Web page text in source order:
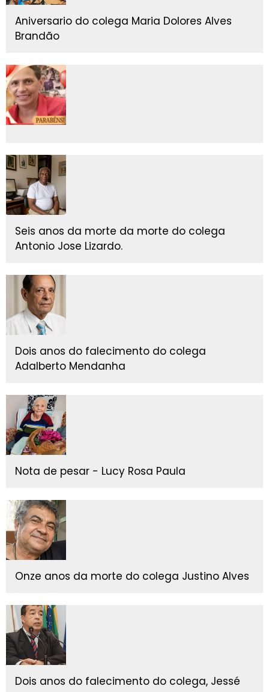
Aniversario do colega Maria Dolores Alves
Brandão
Seis anos da morte da morte do colega
Antonio Jose Lizardo.
Dois anos do falecimento do colega
Adalberto Mendanha
Nota de pesar - Lucy Rosa Paula
Onze anos da morte do colega Justino Alves
Dois anos do falecimento do colega, Jessé